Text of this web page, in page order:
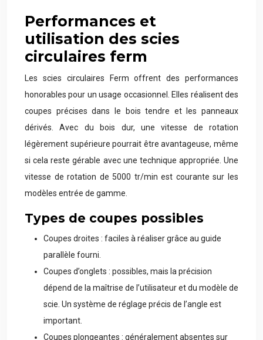
Performances et
utilisation des scies
circulaires ferm
Les scies circulaires Ferm offrent des performances
honorables pour un usage occasionnel. Elles réalisent des
coupes précises dans le bois tendre et les panneaux
dérivés. Avec du bois dur, une vitesse de rotation
légèrement supérieure pourrait être avantageuse, même
si cela reste gérable avec une technique appropriée. Une
vitesse de rotation de 5000 tr/min est courante sur les
modèles entrée de gamme.
Types de coupes possibles
Coupes droites : faciles à réaliser grâce au guide
parallèle fourni.
Coupes d’onglets : possibles, mais la précision
dépend de la maîtrise de l’utilisateur et du modèle de
scie. Un système de réglage précis de l’angle est
important.
Coupes plongeantes : généralement absentes sur